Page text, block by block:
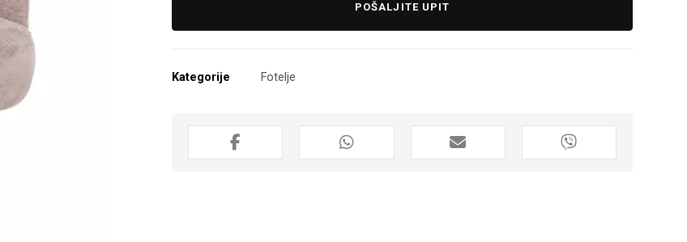
POŠALJITE UPIT
Kategorije Fotelje